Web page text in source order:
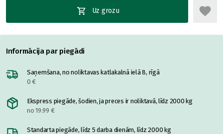
Uz grozu
Informācija par piegādi
Saņemšana, no noliktavas katlakalnā ielā 8, rīgā
0 €
Ekspress piegāde, šodien, ja preces ir noliktavā, līdz 2000 kg
no 19.99 €
Standarta piegāde, līdz 5 darba dienām, līdz 2000 kg